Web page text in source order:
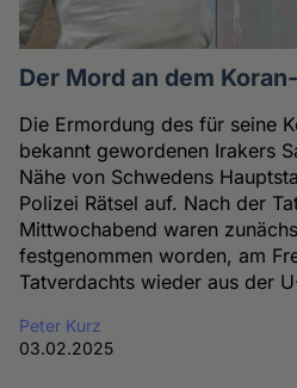
Der Mord an dem
Die Ermordung des für seine
bekannt gewordenen Irakers
Nähe von Schwedens
Polizei Rätsel auf. Nach der
Mittwochabend waren
festgenommen worden, am
Tatverdachts wieder aus der
Peter Kurz
03.02.2025